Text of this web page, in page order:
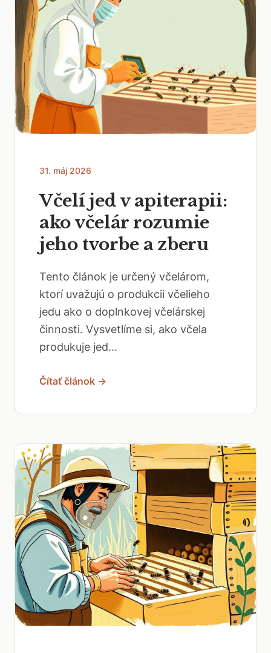
31. máj 2026
Včelí jed v apiterapii:
ako včelár rozumie
jeho tvorbe a zberu
Tento článok je určený včelárom,
ktorí uvažujú o produkcii včelieho
jedu ako o doplnkovej včelárskej
činnosti. Vysvetlíme si, ako včela
produkuje jed...
Čítať článok →